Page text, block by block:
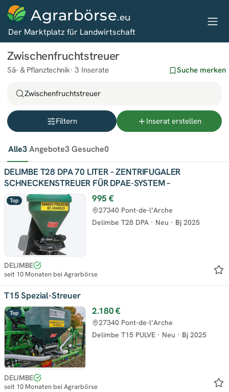
Agrarbörse.eu
Der Marktplatz für Landwirtschaft
Zwischenfruchtstreuer
Sä- & Pflanztechnik 3 Inserate Suche merken
Zwischenfruchtstreuer
Filtern Inserat erstellen
Alle3Angebote3Gesuche0
Top
DELIMBE T28 DPA 70 LITER – ZENTRIFUGALER
SCHNECKENSTREUER FÜR DPAE-SYSTEM –
995 €
Delimbe T28 DPA · Neu · Bj 2025
27340 Pont-de-l’Arche
DELIMBE
seit 10 Monaten bei Agrarbörse
Top
T15 Spezial-Streuer
2.180 €
Delimbe T15 PULVE · Neu · Bj 2025
27340 Pont-de-l’Arche
DELIMBE
seit 10 Monaten bei Agrarbörse